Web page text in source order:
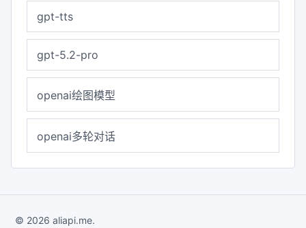
gpt-tts
gpt-5.2-pro
openai绘图模型
openai多轮对话
© 2026 aliapi.me.